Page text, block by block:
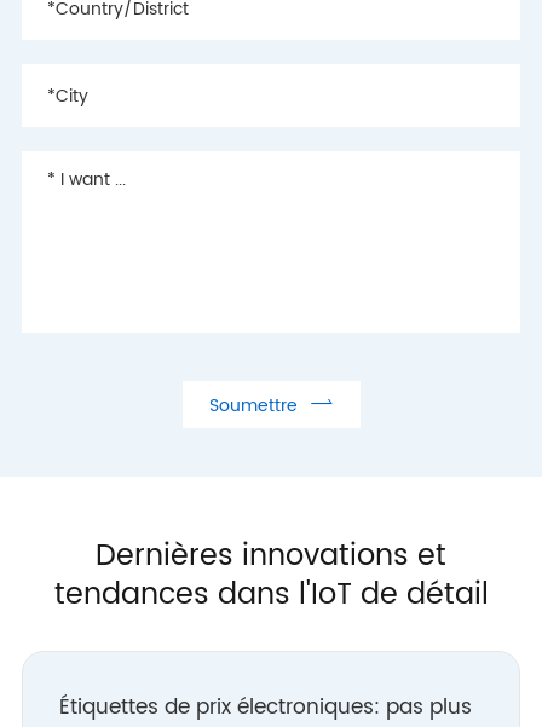
Soumettre 
Dernières innovations et
tendances dans l'IoT de détail
Étiquettes de prix électroniques: pas plus